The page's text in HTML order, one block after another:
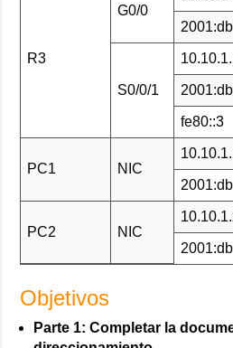
R3
G0/0
S0/0/1
fe80::3
PC1 NIC
PC2 NIC
Objetivos
Parte 1: Completar la